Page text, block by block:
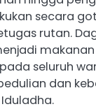
secara
rutan.
seluruh
dan